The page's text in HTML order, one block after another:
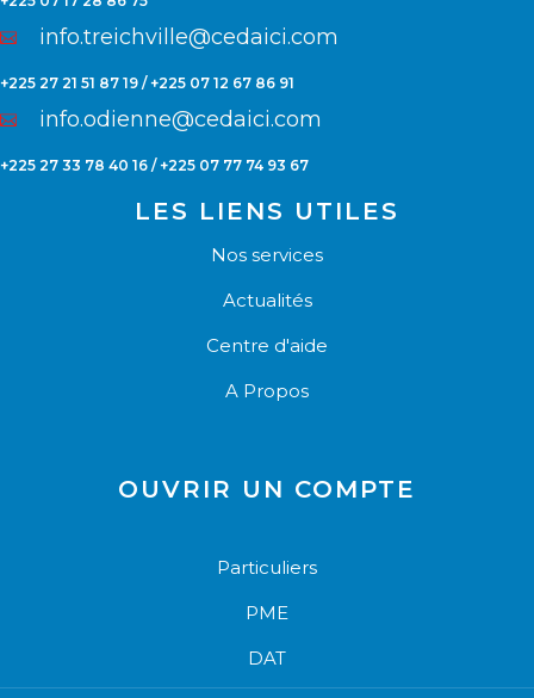
info.treichville@cedaici.com
+225 27 21 51 87 19 / +225 07 12 67 86 91
info.odienne@cedaici.com
+225 27 33 78 40 16 / +225 07 77 74 93 67
LES LIENS UTILES
Nos services
Actualités
Centre d'aide
A Propos
OUVRIR UN COMPTE
Particuliers
PME
DAT